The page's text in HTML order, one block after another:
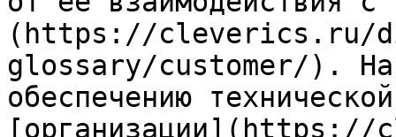
(https://cleverics.ru/
glossary/customer/).
обеспечению